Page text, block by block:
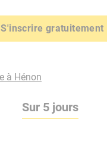
S'inscrire gratuitement
à Hénon
Sur 5 jours